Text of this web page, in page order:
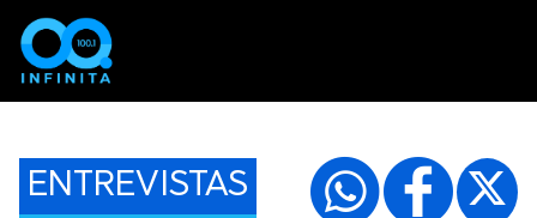
ENTREVISTAS